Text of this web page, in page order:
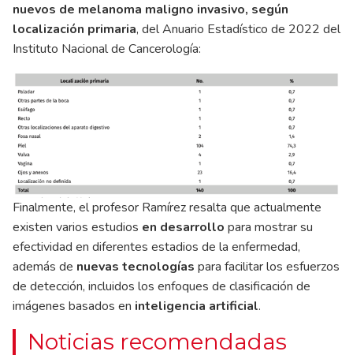
nuevos de melanoma maligno invasivo, según
localización primaria, del Anuario Estadístico de 2022 del
Instituto Nacional de Cancerología:
Finalmente, el profesor Ramírez resalta que actualmente
existen varios estudios en desarrollo para mostrar su
efectividad en diferentes estadios de la enfermedad,
además de nuevas tecnologías para facilitar los esfuerzos
de detección, incluidos los enfoques de clasificación de
imágenes basados en inteligencia artificial.
Noticias recomendadas